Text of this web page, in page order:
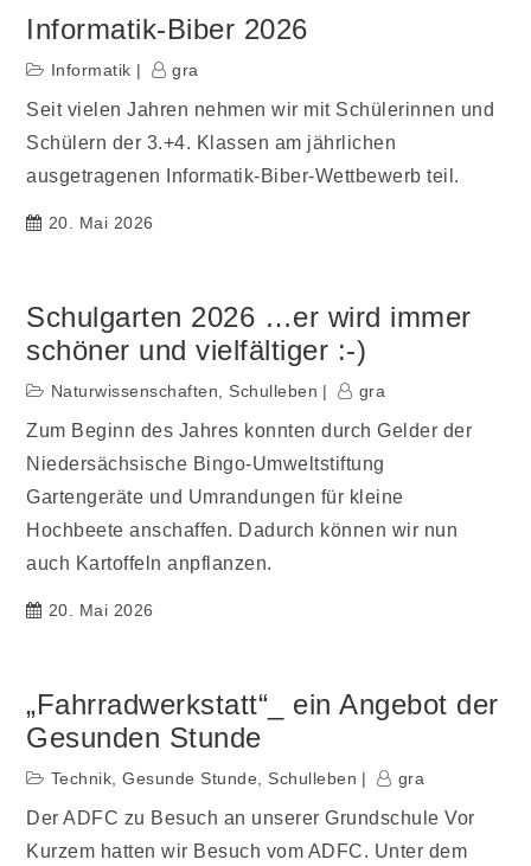
Informatik-Biber 2026
Informatik gra
Seit vielen Jahren nehmen wir mit Schülerinnen und
Schülern der 3.+4. Klassen am jährlichen
ausgetragenen Informatik-Biber-Wettbewerb teil.
20. Mai 2026
Schulgarten 2026 …er wird immer
schöner und vielfältiger :-)
Naturwissenschaften Schulleben gra
Zum Beginn des Jahres konnten durch Gelder der
Niedersächsische Bingo-Umweltstiftung
Gartengeräte und Umrandungen für kleine
Hochbeete anschaffen. Dadurch können wir nun
auch Kartoffeln anpflanzen.
20. Mai 2026
„Fahrradwerkstatt“_ ein Angebot der
Gesunden Stunde
Technik ,Gesunde Stunde Schulleben gra
Der ADFC zu Besuch an unserer Grundschule Vor
Kurzem hatten wir Besuch vom ADFC. Unter dem